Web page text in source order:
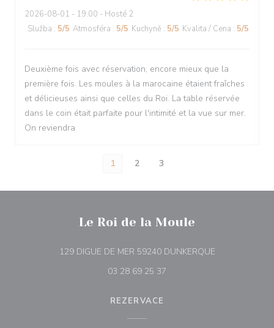
2026-08-01 - 19:00 - Hosté 2
Služba : 5/5 Atmosféra : 5/5 Kuchyně : 5/5 Kvalita / Cena : 5/5
Deuxième fois avec réservation, encore mieux que la
première fois. Les moules à la marocaine étaient fraîches
et délicieuses ainsi que celles du Roi. La table réservée
dans le coin était parfaite pour l'intimité et la vue sur mer.
On reviendra
1 2 3
Le Roi de la Moule
129 DIGUE DE MER 59240 DUNKERQUE((otevře se v
03 28 69 25 37
REZERVACE